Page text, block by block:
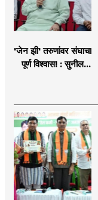
'जेन झी' तरुणांवर संघाचा
पूर्ण विश्वास! : सुनील